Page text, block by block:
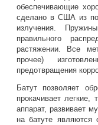
обеспечивающие
сделано в США из
излучения.
правильного
растяжении. Все
прочее)
предотвращения
Батут позволяет
прокачивает легкие,
аппарат, развивает
на батуте являются